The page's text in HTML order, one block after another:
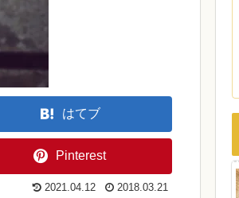
はてブ
Pinterest
2021.04.12 2018.03.21